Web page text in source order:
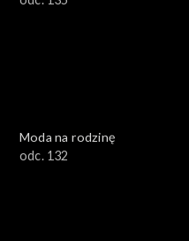
Moda na rodzinę
odc. 132